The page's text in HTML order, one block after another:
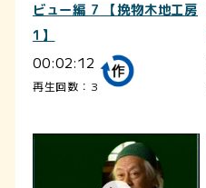
ビュー編 7 【挽物木地工房
1】
00:02:12
再生回数：3